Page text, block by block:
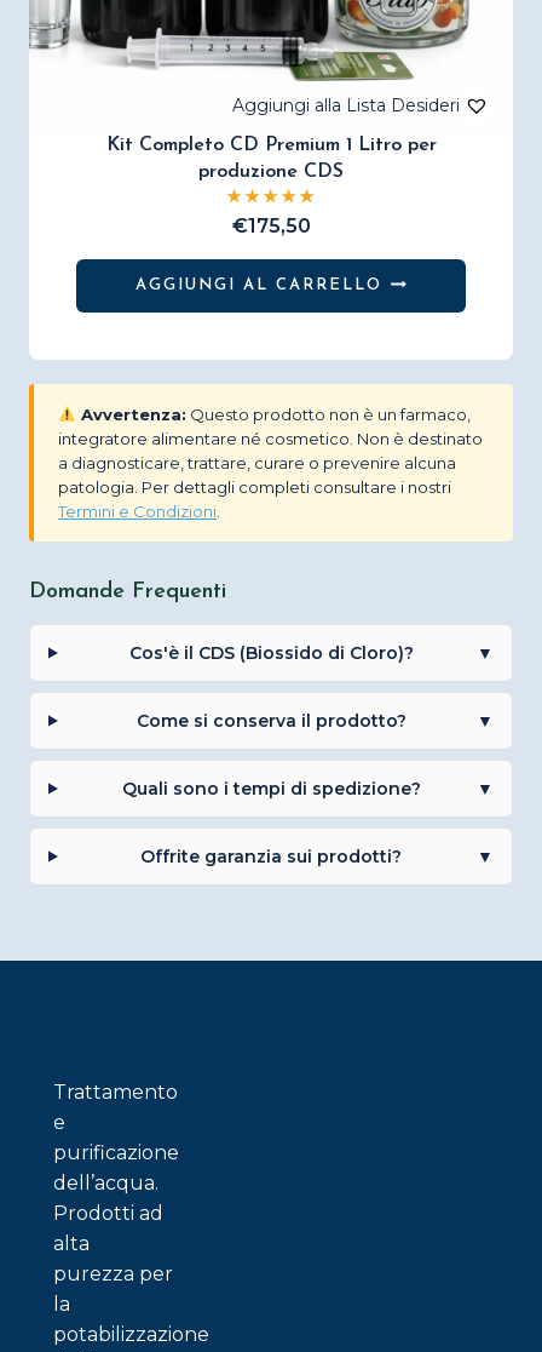
Kit Completo CD Premium 1 Litro per
produzione CDS
€175,50
AGGIUNGI AL CARRELLO
Avvertenza: Questo prodotto non è un farmaco,
integratore alimentare né cosmetico. Non è destinato
a diagnosticare, trattare, curare o prevenire alcuna
patologia. Per dettagli completi consultare i nostri
Termini e Condizioni
Domande Frequenti
Cos'è il CDS (Biossido di Cloro)? ▼
Come si conserva il prodotto? ▼
Quali sono i tempi di spedizione? ▼
Offrite garanzia sui prodotti? ▼
Trattamento
e
purificazione
dell’acqua.
Prodotti ad
alta
purezza per
la
potabilizzazione